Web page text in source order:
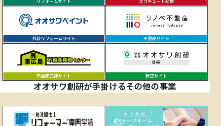
オオサワ創研が手掛けるその他の事業